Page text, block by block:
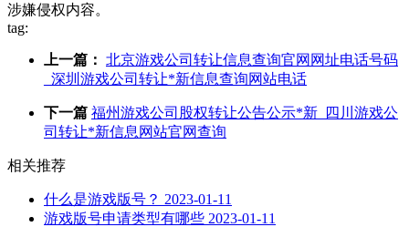
涉嫌侵权内容。
tag:
上一篇： 北京游戏公司转让信息查询官网网址电话号码
_深圳游戏公司转让*新信息查询网站电话
下一篇 福州游戏公司股权转让公告公示*新_四川游戏公
司转让*新信息网站官网查询
相关推荐
什么是游戏版号？ 2023-01-11
游戏版号申请类型有哪些 2023-01-11